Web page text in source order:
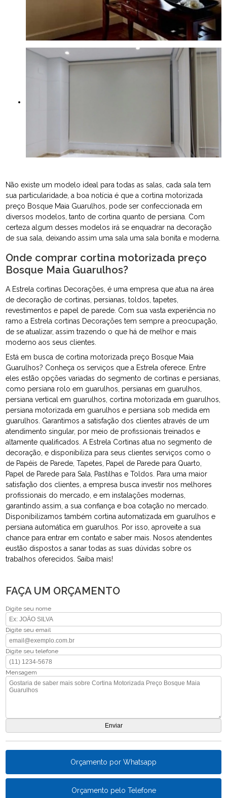
Não existe um modelo ideal para todas as salas, cada sala tem
sua particularidade, a boa notícia é que a cortina motorizada
preço Bosque Maia Guarulhos, pode ser confeccionada em
diversos modelos, tanto de cortina quanto de persiana. Com
certeza algum desses modelos irá se enquadrar na decoração
de sua sala, deixando assim uma sala uma sala bonita e moderna.
Onde comprar cortina motorizada preço
Bosque Maia Guarulhos?
A Estrela cortinas Decorações, é uma empresa que atua na área
de decoração de cortinas, persianas, toldos, tapetes,
revestimentos e papel de parede. Com sua vasta experiência no
ramo a Estrela cortinas Decorações tem sempre a preocupação,
de se atualizar, assim trazendo o que há de melhor e mais
moderno aos seus clientes.
Está em busca de cortina motorizada preço Bosque Maia
Guarulhos? Conheça os serviços que a Estrela oferece. Entre
eles estão opções variadas do segmento de cortinas e persianas,
como persiana rolo em guarulhos, persianas em guarulhos,
persiana vertical em guarulhos, cortina motorizada em guarulhos,
persiana motorizada em guarulhos e persiana sob medida em
guarulhos. Garantimos a satisfação dos clientes através de um
atendimento singular, por meio de profissionais treinados e
altamente qualificados. A Estrela Cortinas atua no segmento de
decoração, e disponibiliza para seus clientes serviços como o
de Papéis de Parede, Tapetes, Papel de Parede para Quarto,
Papel de Parede para Sala, Pastilhas e Toldos. Para uma maior
satisfação dos clientes, a empresa busca investir nos melhores
profissionais do mercado, e em instalações modernas,
garantindo assim, a sua confiança e boa cotação no mercado.
Disponibilizamos também cortina automatizada em guarulhos e
persiana automática em guarulhos. Por isso, aproveite a sua
chance para entrar em contato e saber mais. Nosos atendentes
eustão dispostos a sanar todas as suas dúvidas sobre os
trabalhos oferecidos. Saiba mais!
FAÇA UM ORÇAMENTO
Digite seu nome
Digite seu email
Digite seu telefone
Mensagem
Orçamento por Whatsapp
Orçamento pelo Telefone